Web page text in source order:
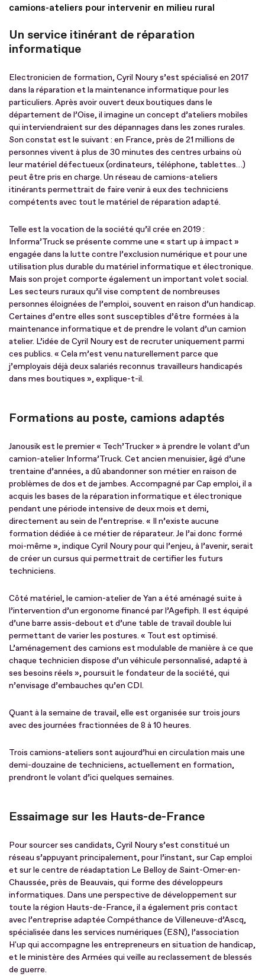
camions-ateliers pour intervenir en milieu rural
Un service itinérant de réparation
informatique
Electronicien de formation, Cyril Noury s’est spécialisé en 2017
dans la réparation et la maintenance informatique pour les
particuliers. Après avoir ouvert deux boutiques dans le
département de l’Oise, il imagine un concept d’ateliers mobiles
qui interviendraient sur des dépannages dans les zones rurales.
Son constat est le suivant : en France, près de 21 millions de
personnes vivent à plus de 30 minutes des centres urbains où
leur matériel défectueux (ordinateurs, téléphone, tablettes…)
peut être pris en charge. Un réseau de camions-ateliers
itinérants permettrait de faire venir à eux des techniciens
compétents avec tout le matériel de réparation adapté.
Telle est la vocation de la société qu’il crée en 2019 :
Informa’Truck se présente comme une « start up à impact »
engagée dans la lutte contre l’exclusion numérique et pour une
utilisation plus durable du matériel informatique et électronique.
Mais son projet comporte également un important volet social.
Les secteurs ruraux qu’il vise comptent de nombreuses
personnes éloignées de l’emploi, souvent en raison d’un handicap.
Certaines d’entre elles sont susceptibles d’être formées à la
maintenance informatique et de prendre le volant d’un camion
atelier. L’idée de Cyril Noury est de recruter uniquement parmi
ces publics. « Cela m’est venu naturellement parce que
j’employais déjà deux salariés reconnus travailleurs handicapés
dans mes boutiques », explique-t-il.
Formations au poste, camions adaptés
Janousik est le premier « Tech’Trucker » à prendre le volant d’un
camion-atelier Informa’Truck. Cet ancien menuisier, âgé d’une
trentaine d’années, a dû abandonner son métier en raison de
problèmes de dos et de jambes. Accompagné par Cap emploi, il a
acquis les bases de la réparation informatique et électronique
pendant une période intensive de deux mois et demi,
directement au sein de l’entreprise. « Il n’existe aucune
formation dédiée à ce métier de réparateur. Je l’ai donc formé
moi-même », indique Cyril Noury pour qui l’enjeu, à l’avenir, serait
de créer un cursus qui permettrait de certifier les futurs
techniciens.
Côté matériel, le camion-atelier de Yan a été aménagé suite à
l’intervention d’un ergonome financé par l’Agefiph. Il est équipé
d’une barre assis-debout et d’une table de travail double lui
permettant de varier les postures. « Tout est optimisé.
L’aménagement des camions est modulable de manière à ce que
chaque technicien dispose d’un véhicule personnalisé, adapté à
ses besoins réels », poursuit le fondateur de la société, qui
n’envisage d’embauches qu’en CDI.
Quant à la semaine de travail, elle est organisée sur trois jours
avec des journées fractionnées de 8 à 10 heures.
Trois camions-ateliers sont aujourd’hui en circulation mais une
demi-douzaine de techniciens, actuellement en formation,
prendront le volant d’ici quelques semaines.
Essaimage sur les Hauts-de-France
Pour sourcer ses candidats, Cyril Noury s’est constitué un
réseau s’appuyant principalement, pour l’instant, sur Cap emploi
et sur le centre de réadaptation Le Belloy de Saint-Omer-en-
Chaussée, près de Beauvais, qui forme des développeurs
informatiques. Dans une perspective de développement sur
toute la région Hauts-de-France, il a également pris contact
avec l’entreprise adaptée Compéthance de Villeneuve-d’Ascq,
spécialisée dans les services numériques (ESN), l’association
H'up qui accompagne​​ les entrepreneurs en situation de handicap,
et le ministère des Armées qui veille au reclassement de blessés
de guerre.